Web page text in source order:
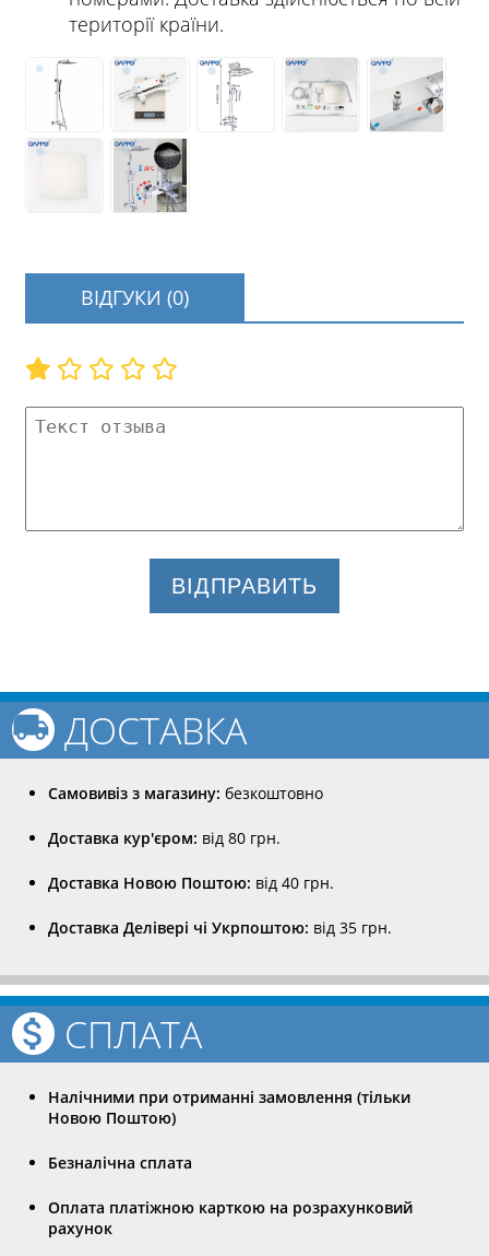
території країни.
ВІДГУКИ (0)
ВІДПРАВИТЬ
ДОСТАВКА
Самовивіз з магазину: безкоштовно
Доставка кур'єром: від 80 грн.
Доставка Новою Поштою: від 40 грн.
Доставка Делівері чі Укрпоштою: від 35 грн.
СПЛАТА
Налічними при отриманні замовлення (тільки
Новою Поштою)
Безналічна сплата
Оплата платіжною карткою на розрахунковий
рахунок